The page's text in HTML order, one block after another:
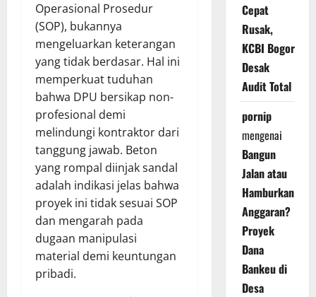
Operasional Prosedur
(SOP), bukannya
mengeluarkan keterangan
yang tidak berdasar. Hal ini
memperkuat tuduhan
bahwa DPU bersikap non-
profesional demi
melindungi kontraktor dari
tanggung jawab. Beton
yang rompal diinjak sandal
adalah indikasi jelas bahwa
proyek ini tidak sesuai SOP
dan mengarah pada
dugaan manipulasi
material demi keuntungan
pribadi.
Cepat
Rusak,
KCBI Bogor
Desak
Audit Total
pornip
mengenai
Bangun
Jalan atau
Hamburkan
Anggaran?
Proyek
Dana
Bankeu di
Desa